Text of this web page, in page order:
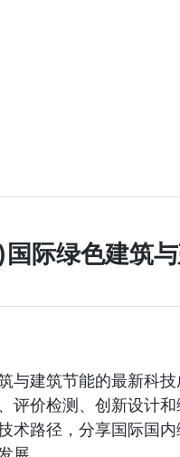
际绿色建筑
与建筑节能的最新科
评价检测、创新设计
术路径，分享国际国